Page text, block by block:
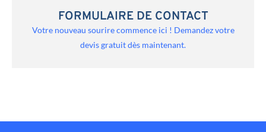
FORMULAIRE DE CONTACT
Votre nouveau sourire commence ici ! Demandez votre
devis gratuit dès maintenant.